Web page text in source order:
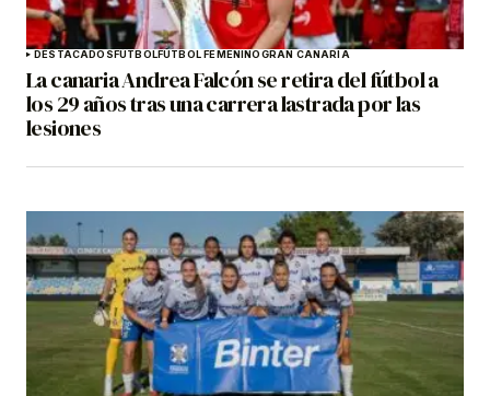
DESTACADOSFÚTBOLFÚTBOL FEMENINOGRAN CANARIA
La canaria Andrea Falcón se retira del fútbol a
los 29 años tras una carrera lastrada por las
lesiones